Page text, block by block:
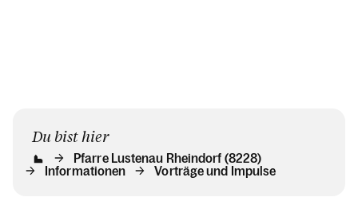
Du bist hier
Pfarre Lustenau Rheindorf (8228)
Informationen
Vorträge und Impulse